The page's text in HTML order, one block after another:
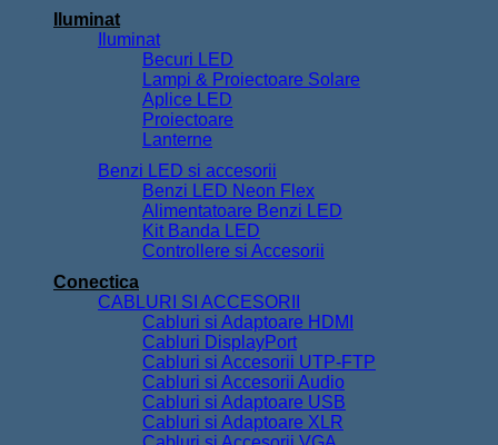
Iluminat
Iluminat
Becuri LED
Lampi & Proiectoare Solare
Aplice LED
Proiectoare
Lanterne
Benzi LED si accesorii
Benzi LED Neon Flex
Alimentatoare Benzi LED
Kit Banda LED
Controllere si Accesorii
Conectica
CABLURI SI ACCESORII
Cabluri si Adaptoare HDMI
Cabluri DisplayPort
Cabluri si Accesorii UTP-FTP
Cabluri si Accesorii Audio
Cabluri si Adaptoare USB
Cabluri si Adaptoare XLR